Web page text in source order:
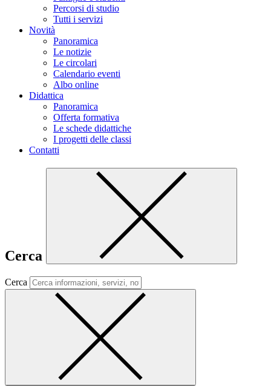
Percorsi di studio
Tutti i servizi
Novità
Panoramica
Le notizie
Le circolari
Calendario eventi
Albo online
Didattica
Panoramica
Offerta formativa
Le schede didattiche
I progetti delle classi
Contatti
Cerca
Cerca